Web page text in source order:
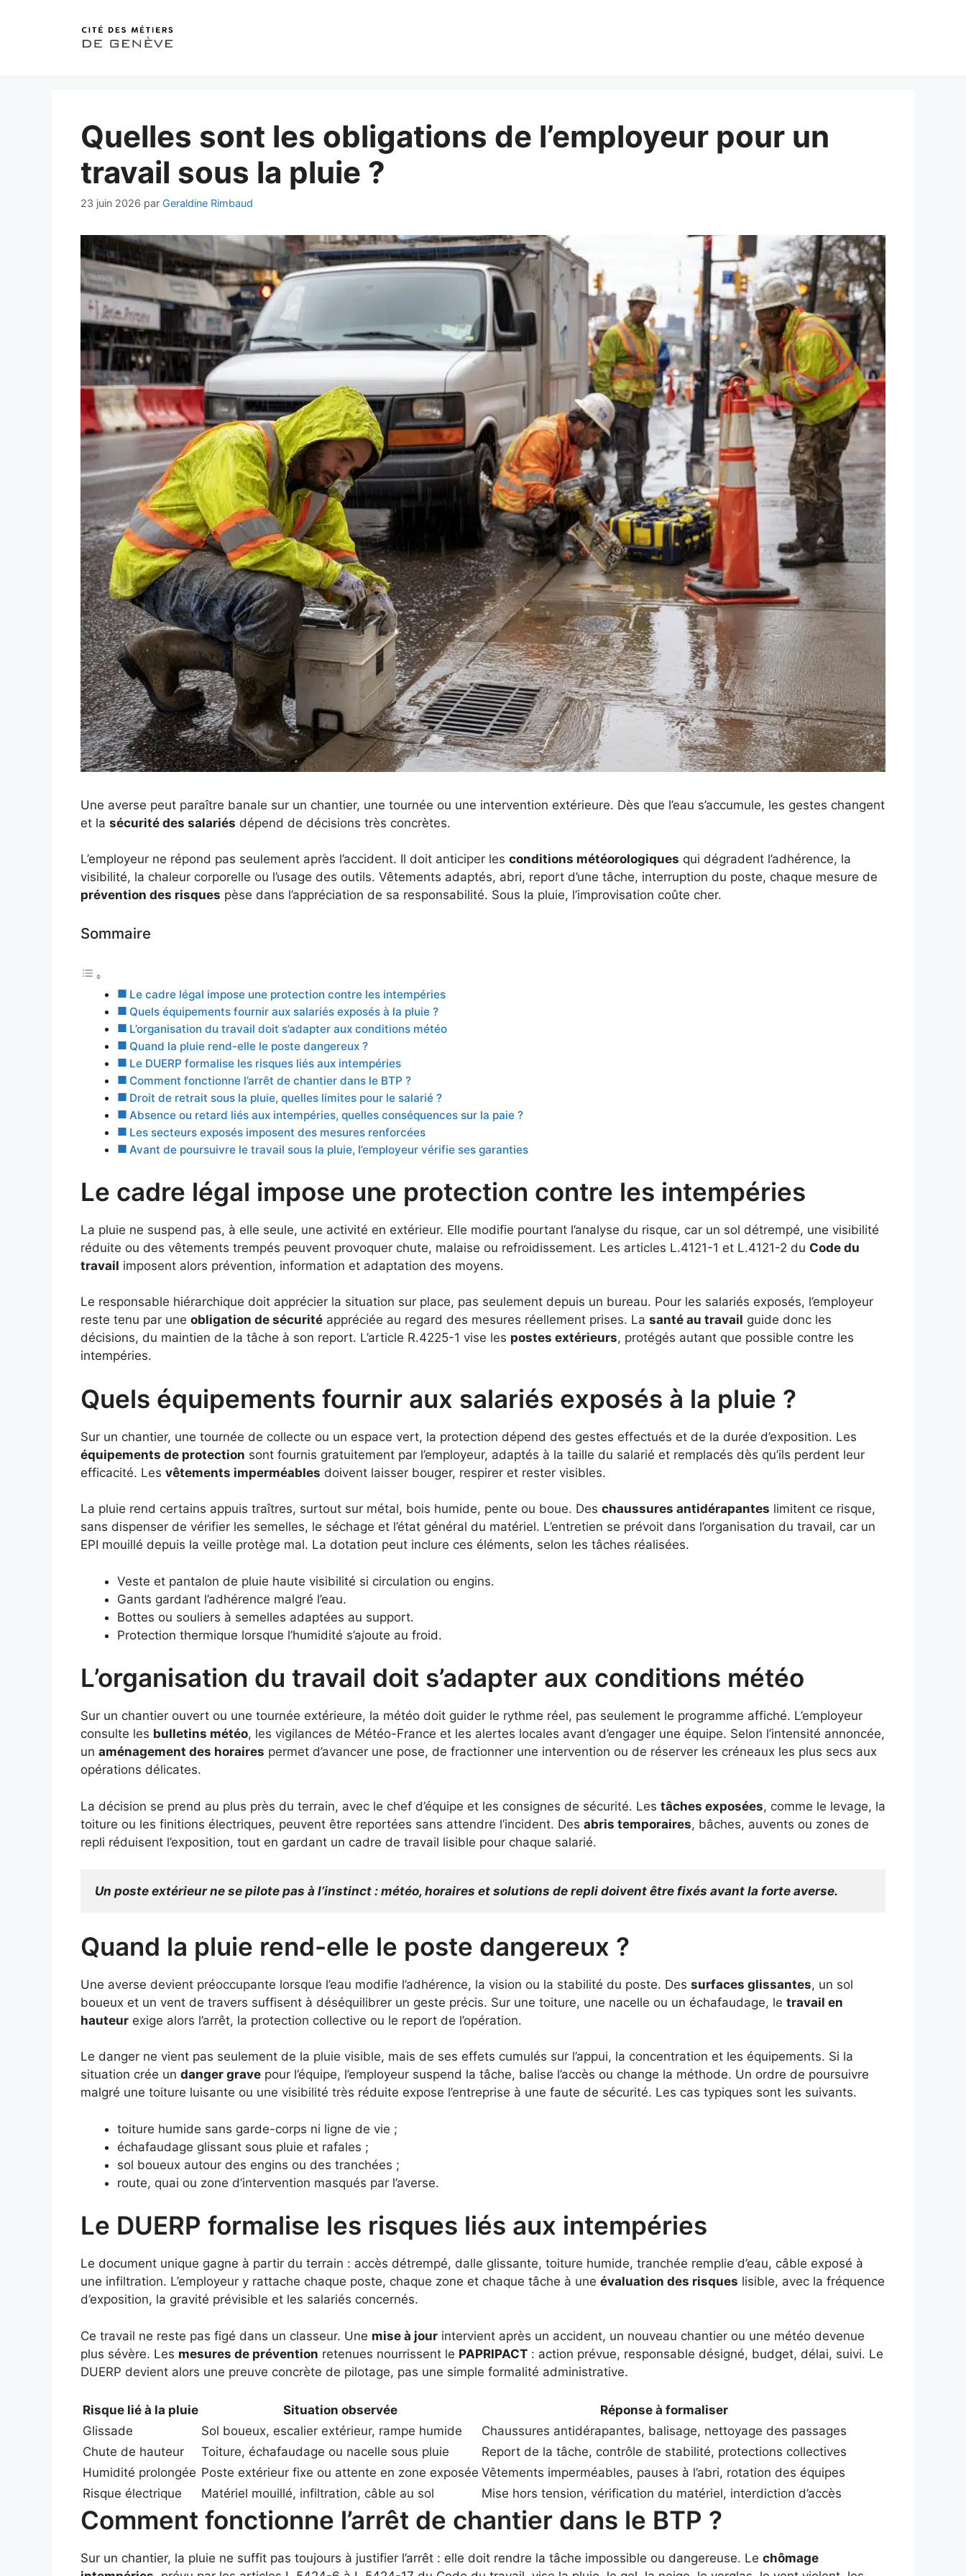
Quelles sont les obligations de l’employeur pour un
travail sous la pluie ?
23 juin 2026 par Geraldine Rimbaud
Une averse peut paraître banale sur un chantier, une tournée ou une intervention extérieure. Dès que l’eau s’accumule, les gestes changent
et la sécurité des salariés dépend de décisions très concrètes.
L’employeur ne répond pas seulement après l’accident. Il doit anticiper les conditions météorologiques qui dégradent l’adhérence, la
visibilité, la chaleur corporelle ou l’usage des outils. Vêtements adaptés, abri, report d’une tâche, interruption du poste, chaque mesure de
prévention des risques pèse dans l’appréciation de sa responsabilité. Sous la pluie, l’improvisation coûte cher.
Sommaire
Le cadre légal impose une protection contre les intempéries
Quels équipements fournir aux salariés exposés à la pluie ?
L’organisation du travail doit s’adapter aux conditions météo
Quand la pluie rend-elle le poste dangereux ?
Le DUERP formalise les risques liés aux intempéries
Comment fonctionne l’arrêt de chantier dans le BTP ?
Droit de retrait sous la pluie, quelles limites pour le salarié ?
Absence ou retard liés aux intempéries, quelles conséquences sur la paie ?
Les secteurs exposés imposent des mesures renforcées
Avant de poursuivre le travail sous la pluie, l’employeur vérifie ses garanties
Le cadre légal impose une protection contre les intempéries
La pluie ne suspend pas, à elle seule, une activité en extérieur. Elle modifie pourtant l’analyse du risque, car un sol détrempé, une visibilité
réduite ou des vêtements trempés peuvent provoquer chute, malaise ou refroidissement. Les articles L.4121-1 et L.4121-2 du Code du
travail imposent alors prévention, information et adaptation des moyens.
Le responsable hiérarchique doit apprécier la situation sur place, pas seulement depuis un bureau. Pour les salariés exposés, l’employeur
reste tenu par une obligation de sécurité appréciée au regard des mesures réellement prises. La santé au travail guide donc les
décisions, du maintien de la tâche à son report. L’article R.4225-1 vise les postes extérieurs, protégés autant que possible contre les
intempéries.
Quels équipements fournir aux salariés exposés à la pluie ?
Sur un chantier, une tournée de collecte ou un espace vert, la protection dépend des gestes effectués et de la durée d’exposition. Les
équipements de protection sont fournis gratuitement par l’employeur, adaptés à la taille du salarié et remplacés dès qu’ils perdent leur
efficacité. Les vêtements imperméables doivent laisser bouger, respirer et rester visibles.
La pluie rend certains appuis traîtres, surtout sur métal, bois humide, pente ou boue. Des chaussures antidérapantes limitent ce risque,
sans dispenser de vérifier les semelles, le séchage et l’état général du matériel. L’entretien se prévoit dans l’organisation du travail, car un
EPI mouillé depuis la veille protège mal. La dotation peut inclure ces éléments, selon les tâches réalisées.
Veste et pantalon de pluie haute visibilité si circulation ou engins.
Gants gardant l’adhérence malgré l’eau.
Bottes ou souliers à semelles adaptées au support.
Protection thermique lorsque l’humidité s’ajoute au froid.
L’organisation du travail doit s’adapter aux conditions météo
Sur un chantier ouvert ou une tournée extérieure, la météo doit guider le rythme réel, pas seulement le programme affiché. L’employeur
consulte les bulletins météo, les vigilances de Météo-France et les alertes locales avant d’engager une équipe. Selon l’intensité annoncée,
un aménagement des horaires permet d’avancer une pose, de fractionner une intervention ou de réserver les créneaux les plus secs aux
opérations délicates.
La décision se prend au plus près du terrain, avec le chef d’équipe et les consignes de sécurité. Les tâches exposées, comme le levage, la
toiture ou les finitions électriques, peuvent être reportées sans attendre l’incident. Des abris temporaires, bâches, auvents ou zones de
repli réduisent l’exposition, tout en gardant un cadre de travail lisible pour chaque salarié.
Un poste extérieur ne se pilote pas à l’instinct : météo, horaires et solutions de repli doivent être fixés avant la forte averse.
Quand la pluie rend-elle le poste dangereux ?
Une averse devient préoccupante lorsque l’eau modifie l’adhérence, la vision ou la stabilité du poste. Des surfaces glissantes, un sol
boueux et un vent de travers suffisent à déséquilibrer un geste précis. Sur une toiture, une nacelle ou un échafaudage, le travail en
hauteur exige alors l’arrêt, la protection collective ou le report de l’opération.
Le danger ne vient pas seulement de la pluie visible, mais de ses effets cumulés sur l’appui, la concentration et les équipements. Si la
situation crée un danger grave pour l’équipe, l’employeur suspend la tâche, balise l’accès ou change la méthode. Un ordre de poursuivre
malgré une toiture luisante ou une visibilité très réduite expose l’entreprise à une faute de sécurité. Les cas typiques sont les suivants.
toiture humide sans garde-corps ni ligne de vie ;
échafaudage glissant sous pluie et rafales ;
sol boueux autour des engins ou des tranchées ;
route, quai ou zone d’intervention masqués par l’averse.
Le DUERP formalise les risques liés aux intempéries
Le document unique gagne à partir du terrain : accès détrempé, dalle glissante, toiture humide, tranchée remplie d’eau, câble exposé à
une infiltration. L’employeur y rattache chaque poste, chaque zone et chaque tâche à une évaluation des risques lisible, avec la fréquence
d’exposition, la gravité prévisible et les salariés concernés.
Ce travail ne reste pas figé dans un classeur. Une mise à jour intervient après un accident, un nouveau chantier ou une météo devenue
plus sévère. Les mesures de prévention retenues nourrissent le PAPRIPACT : action prévue, responsable désigné, budget, délai, suivi. Le
DUERP devient alors une preuve concrète de pilotage, pas une simple formalité administrative.
Risque lié à la pluie Situation observée
Réponse à formaliser
Glissade
Sol boueux, escalier extérieur, rampe humide
Chaussures antidérapantes, balisage, nettoyage des passages
Chute de hauteur
Toiture, échafaudage ou nacelle sous pluie
Report de la tâche, contrôle de stabilité, protections collectives
Humidité prolongée Poste extérieur fixe ou attente en zone exposée Vêtements imperméables, pauses à l’abri, rotation des équipes
Risque électrique
Matériel mouillé, infiltration, câble au sol Mise hors tension, vérification du matériel, interdiction d’accès
Comment fonctionne l’arrêt de chantier dans le BTP ?
Sur un chantier, la pluie ne suffit pas toujours à justifier l’arrêt : elle doit rendre la tâche impossible ou dangereuse. Le chômage